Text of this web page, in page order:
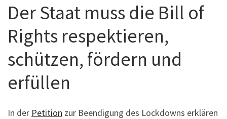
Der Staat muss die Bill of
Rights respektieren,
schützen, fördern und
erfüllen
In der Petition zur Beendigung des Lockdowns erklären